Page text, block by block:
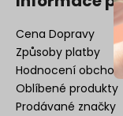
Cena Dopravy
Způsoby platby
Hodnocení obchodu
Oblíbené produkty
Prodávané značky